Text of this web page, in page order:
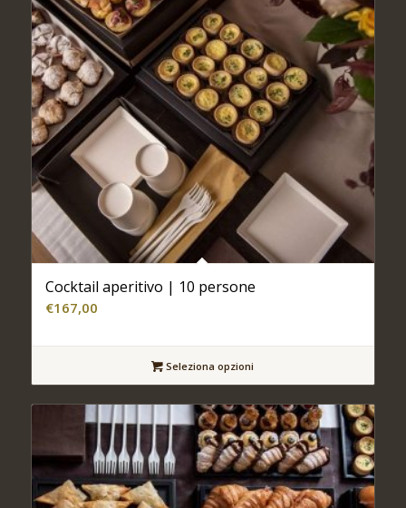
Cocktail aperitivo | 10 persone
€167,00
Seleziona opzioni